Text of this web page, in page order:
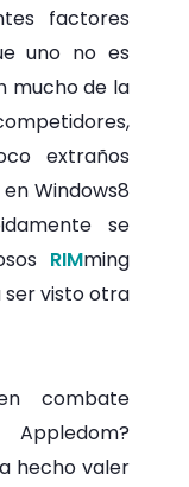
factores
uno no es
mucho de la
extraños
Windows8
se
RIMming
ser visto otra
combate
hecho valer